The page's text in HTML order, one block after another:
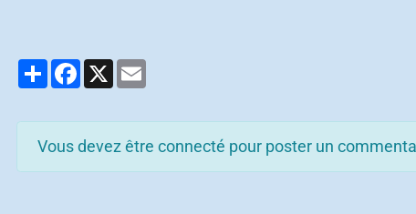
PartagerFacebook
X Email
Vous devez être connecté pour poster un